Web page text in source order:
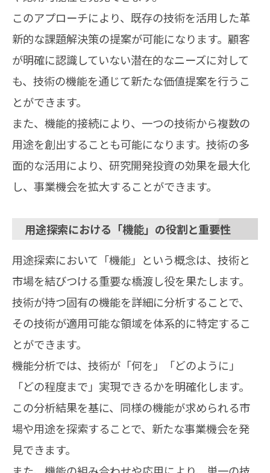
このアプローチにより、既存の技術を活用した革
新的な課題解決策の提案が可能になります。顧客
が明確に認識していない潜在的なニーズに対して
も、技術の機能を通じて新たな価値提案を行うこ
とができます。
また、機能的接続により、一つの技術から複数の
用途を創出することも可能になります。技術の多
面的な活用により、研究開発投資の効果を最大化
し、事業機会を拡大することができます。
用途探索における「機能」の役割と重要性
用途探索において「機能」という概念は、技術と
市場を結びつける重要な橋渡し役を果たします。
技術が持つ固有の機能を詳細に分析することで、
その技術が適用可能な領域を体系的に特定するこ
とができます。
機能分析では、技術が「何を」「どのように」
「どの程度まで」実現できるかを明確化します。
この分析結果を基に、同様の機能が求められる市
場や用途を探索することで、新たな事業機会を発
見できます。